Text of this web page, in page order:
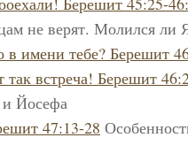
не верят. Молился ли
в имени тебе? Берешит
встреча! Берешит
и Йосефа
47:13-28